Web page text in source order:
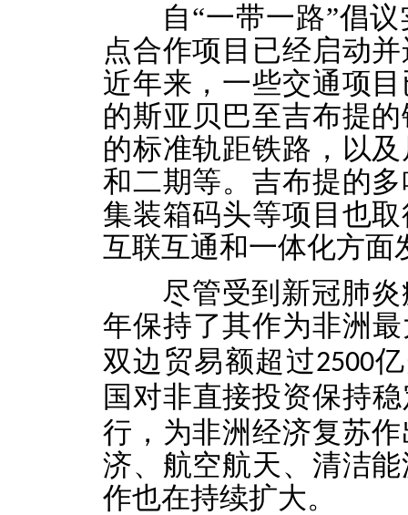
自“一带一路”倡
点合作项目已经启动
近年来，一些交通项
的斯亚贝巴至吉布提
的标准轨距铁路，以
和二期等。吉布提的
集装箱码头等项目也
互联互通和一体化方面
尽管受到新冠肺
年保持了其作为非洲
双边贸易额超过2500
国对非直接投资保持
行，为非洲经济复苏
济、航空航天、清洁
作也在持续扩大。